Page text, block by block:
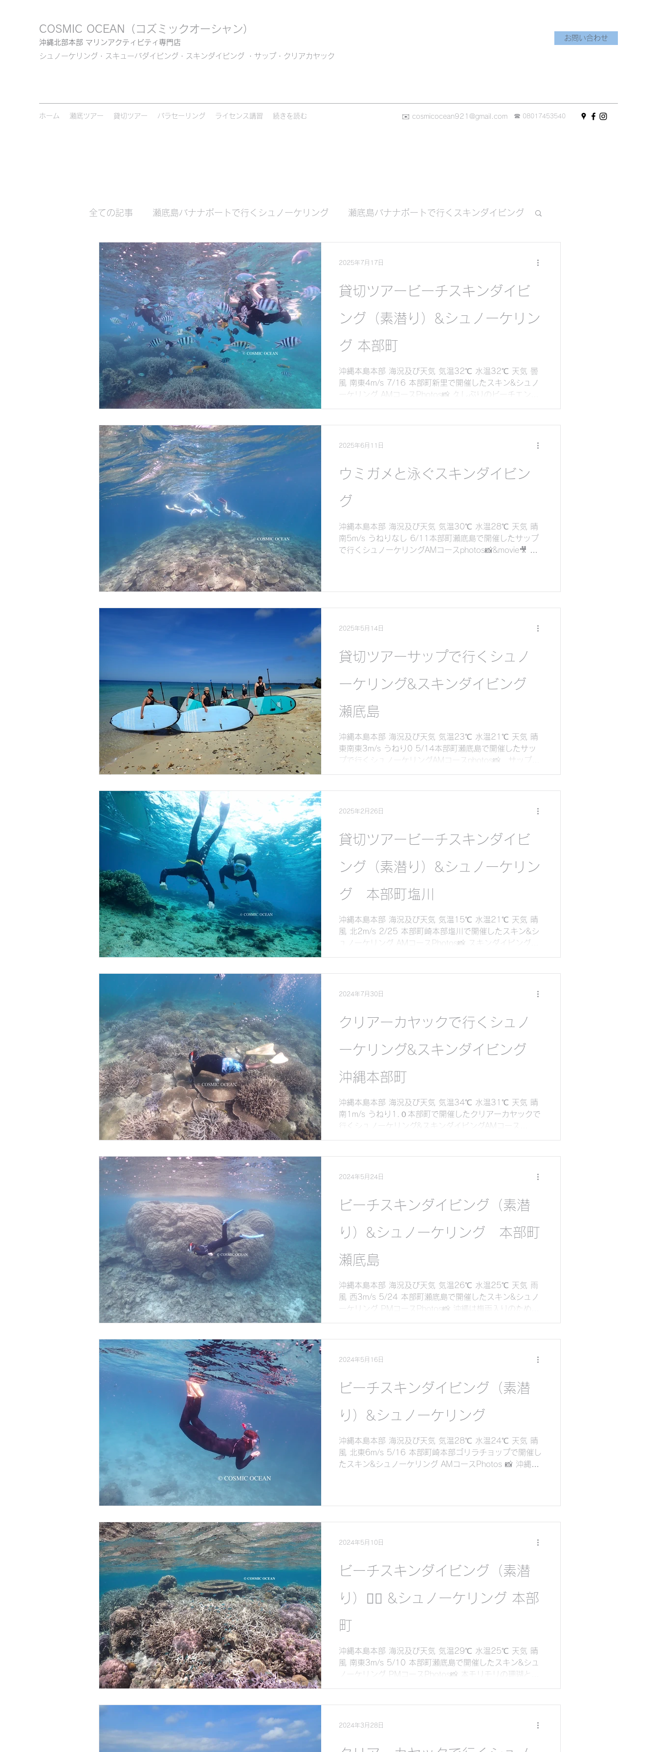
COSMIC OCEAN （コズミックオーシャン）
沖縄北部本部 マリンアクティビティ専門店
シュノーケリング・スキューバダイビング・スキンダイビング ・サップ・クリアカヤック
お問い合わせ
ホーム 瀬底ツアー 貸切ツアー パラセーリング ライセンス講習 続きを読む ✉️ cosmicocean921@gmail.com ☎︎ 08017453540
全ての記事 瀬底島バナナボートで行くシュノーケリング 瀬底島バナナボートで行くスキンダイビング
クリアーカヤックツーリング サップ（スタンドアップパドル ）
貸切クリアーカヤックで行くシュノーケリング&スキンダイビング
貸切サップで行くシュノーケリング&スキンダイビング
貸切ビーチスキンダイビング （素潜り） サンセット 貸切シュノーケリング
貸切ツアービーチスキンダイビ
ング（素潜り）&シュノーケリン
グ 本部町
沖縄本島本部 海況及び天気 気温32℃ 水温32℃ 天気 曇
風 南東4m/s 7/16 本部町新里で開催したスキン&シュノ
ーケリング AMコースPhotos📸 久しぶりのビーチエント
2025年7月17日
ウミガメと泳ぐスキンダイビン
グ
沖縄本島本部 海況及び天気 気温30℃ 水温28℃ 天気 晴
南5m/s うねりなし 6/11本部町瀬底島で開催したサップ
で行くシュノーケリングAMコースphotos📸&movie🎥 ス
2025年6月11日
貸切ツアーサップで行くシュノ
ーケリング&スキンダイビング
瀬底島
沖縄本島本部 海況及び天気 気温23℃ 水温21℃ 天気 晴
東南東3m/s うねり0 5/14本部町瀬底島で開催したサッ
プで行くシュノーケリングAMコースphotos📸 サップで
2025年5月14日
貸切ツアービーチスキンダイビ
ング（素潜り）&シュノーケリン
グ 本部町塩川
沖縄本島本部 海況及び天気 気温15℃ 水温21℃ 天気 晴
風 北2m/s 2/25 本部町崎本部塩川で開催したスキン&シ
ュノーケリング AMコースPhotos📸 スキンダイビング初
2025年2月26日
クリアーカヤックで行くシュノ
ーケリング&スキンダイビング
沖縄本部町
沖縄本島本部 海況及び天気 気温34℃ 水温31℃ 天気 晴
南1m/s うねり1.０本部町で開催したクリアーカヤックで
行くシュノーケリング&スキンダイビングAMコース
2024年7月30日
ビーチスキンダイビング（素潜
り）&シュノーケリング 本部町
瀬底島
沖縄本島本部 海況及び天気 気温26℃ 水温25℃ 天気 雨
風 西3m/s 5/24 本部町瀬底島で開催したスキン&シュノ
ーケリング PMコースPhotos📸 沖縄は梅雨入りのため雨
2024年5月24日
ビーチスキンダイビング（素潜
り）&シュノーケリング
沖縄本島本部 海況及び天気 気温28℃ 水温24℃ 天気 晴
風 北東6m/s 5/16 本部町崎本部ゴリラチョップで開催し
たスキン&シュノーケリング AMコースPhotos 📸 沖縄は
2024年5月16日
ビーチスキンダイビング（素潜
り）🧜‍♀️ &シュノーケリング 本部
町
沖縄本島本部 海況及び天気 気温29℃ 水温25℃ 天気 晴
風 南東3m/s 5/10 本部町瀬底島で開催したスキン&シュ
ノーケリング PMコースPhotos📸 本モリモリの珊瑚と熱
2024年5月10日
2024年3月28日